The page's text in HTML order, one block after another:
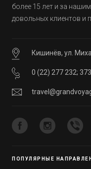
более 15 лет и за
довольных клиентов и
Кишинёв, ул.
0 (22) 277 232;
ПОПУЛЯРНЫЕ